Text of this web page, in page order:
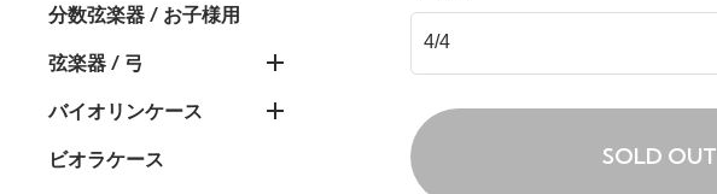
分数弦楽器 / お子様用
弦楽器 / 弓
バイオリンケース
ビオラケース
SOLD OUT